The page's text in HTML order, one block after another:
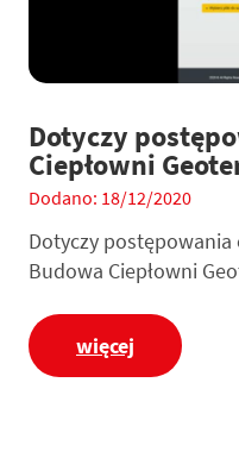
Dotyczy
Ciepłowni
Dodano: 18/12/2020
Dotyczy
Budowa Ciepłowni
więcej